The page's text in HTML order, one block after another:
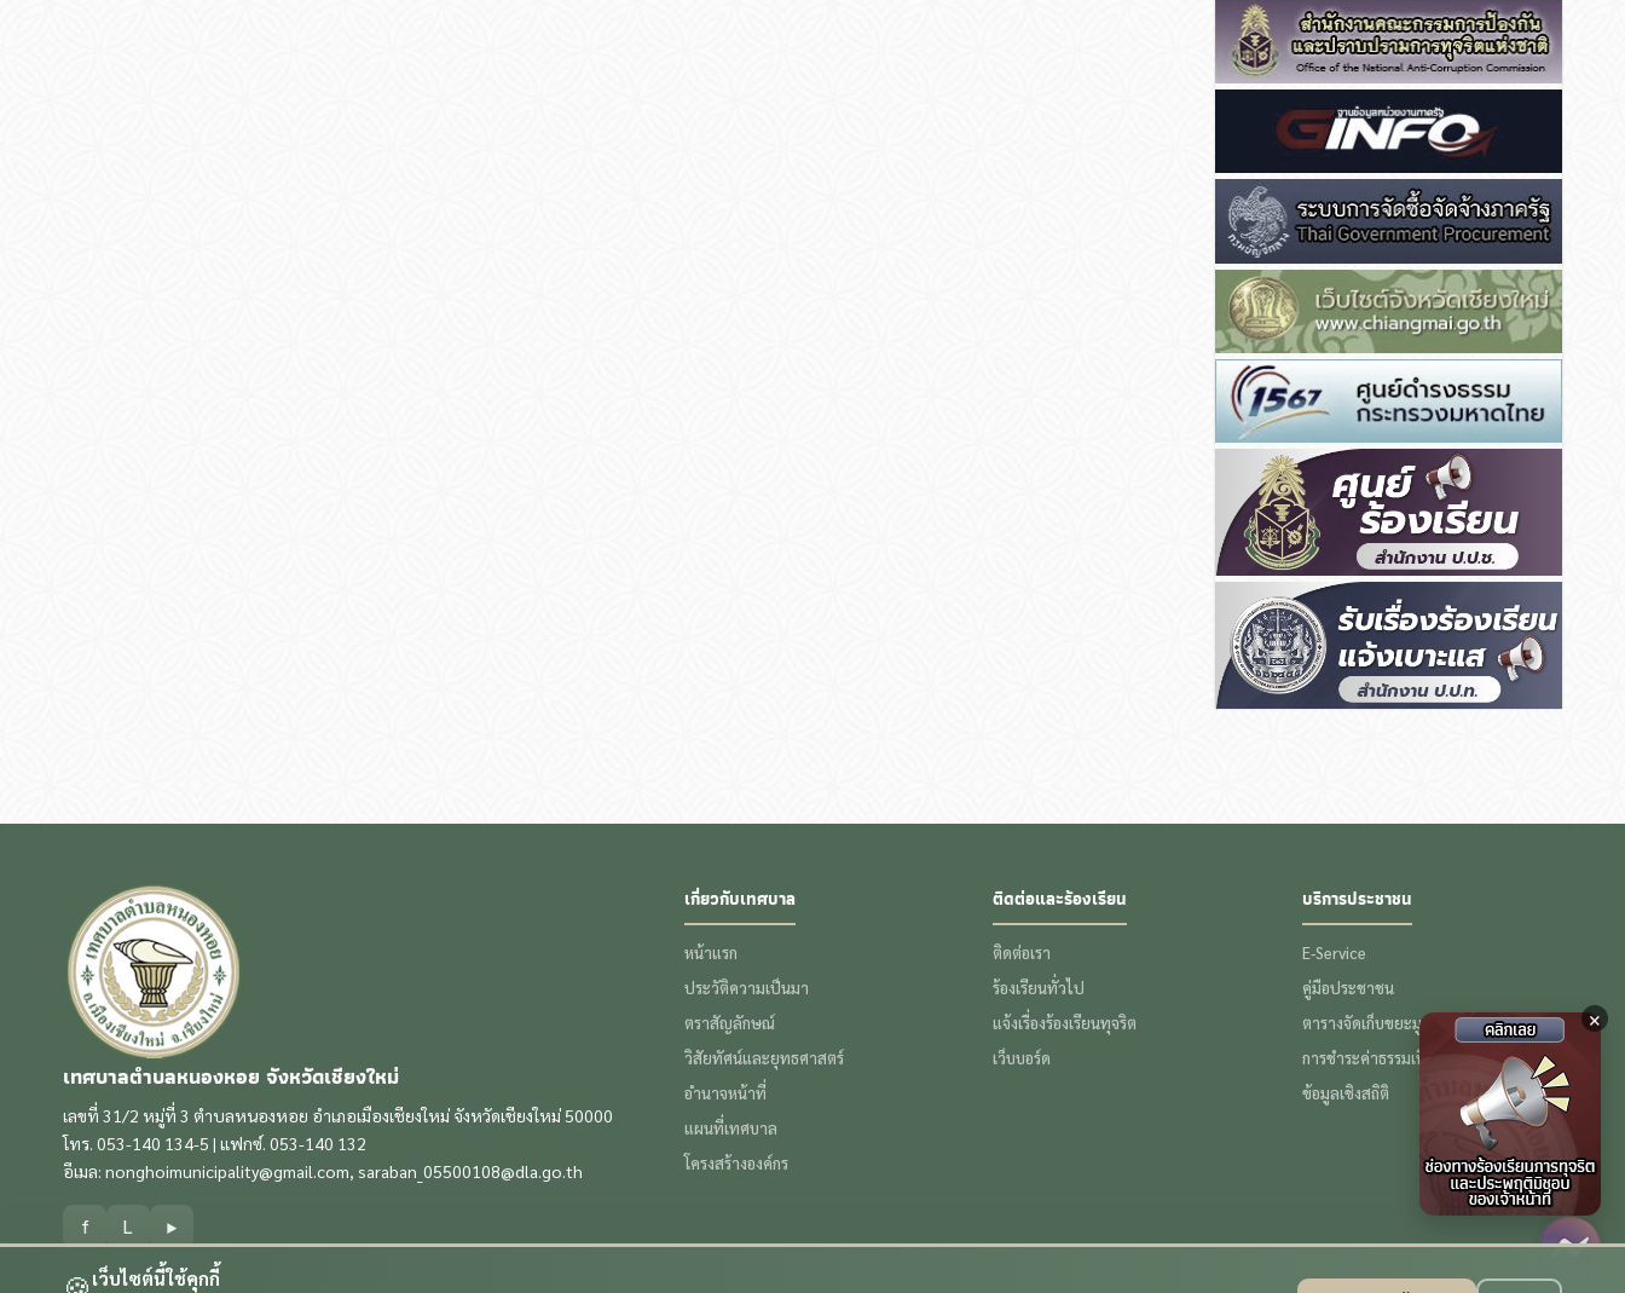
เว็บไซต์นี้ใช้คุกกี้
เทศบาลตำบลหนองหอย จังหวัดเชียงใหม่
เลขที่ 31/2 หมู่ที่ 3 ตำบลหนองหอย อำเภอเมืองเชียงใหม่ จังหวัดเชียงใหม่ 50000
โทร. 053-140 134-5 | แฟกซ์. 053-140 132
อีเมล: nonghoimunicipality@gmail.com saraban_05500108@dla.go.th
f L ▶
เกี่ยวกับเทศบาล
หน้าแรก
ประวัติความเป็นมา
ตราสัญลักษณ์
วิสัยทัศน์และยุทธศาสตร์
อำนาจหน้าที่
แผนที่เทศบาล
โครงสร้างองค์กร
ติดต่อและร้องเรียน
ติดต่อเรา
ร้องเรียนทั่วไป
แจ้งเรื่องร้องเรียนทุจริต
เว็บบอร์ด
บริการประชาชน
E-Service
คู่มือประชาชน
ตารางจัดเก็บขยะมูลฝอย
การชำระค่าธรรมเนียมขยะ
ข้อมูลเชิงสถิติ
×